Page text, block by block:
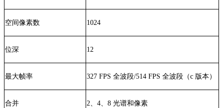
空间像素数 1024
位深 12
最大帧率 327 FPS 全波段/514 FPS 全波段（c 版本）
合并 2、4、8 光谱和像素